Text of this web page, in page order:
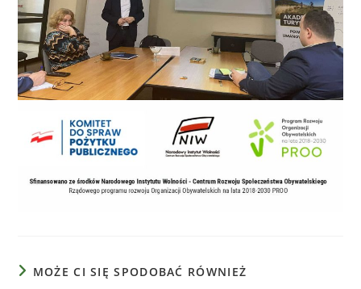
MOŻE CI SIĘ SPODOBAĆ RÓWNIEŻ